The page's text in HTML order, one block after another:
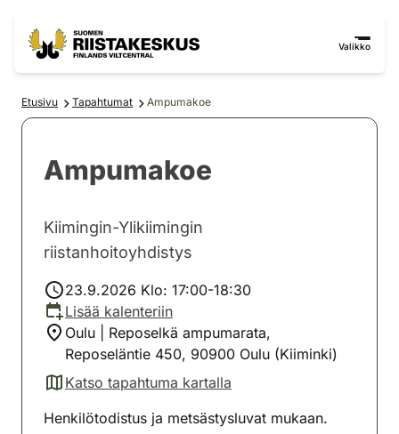
Valikko
Etusivu Tapahtumat Ampumakoe
Ampumakoe
Kiimingin-Ylikiimingin
riistanhoitoyhdistys
23.9.2026 Klo: 17:00-18:30
Lisää kalenteriin
Oulu | Reposelkä ampumarata,
Reposeläntie 450, 90900 Oulu (Kiiminki)
Katso tapahtuma kartalla
(avautuu uuteen välilehteen)
Henkilötodistus ja metsästysluvat mukaan.